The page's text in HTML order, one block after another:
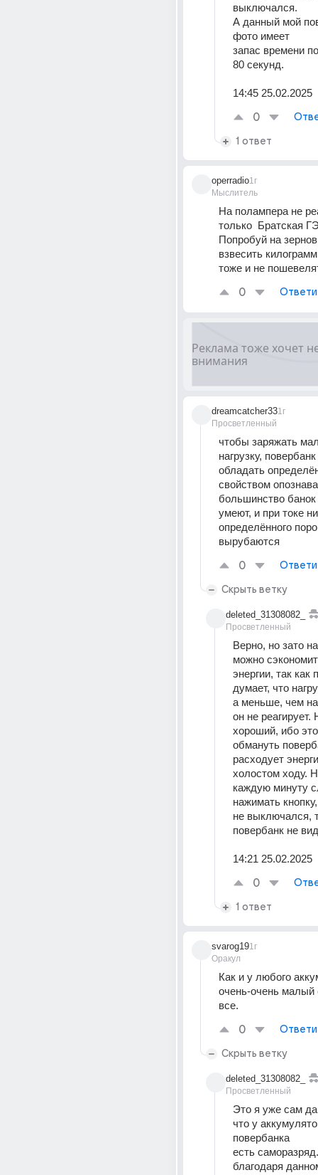
выключался.
А данный мой
фото имеет
запас времени
80 секунд.
14:45 25.02.2025
0
1 ответ
operradio
Мыслитель
1г
На полампера не
только  Братская
Попробуй на
взвесить
тоже и не
0
dreamcatcher33
Просветленный
1г
чтобы заряжать
нагрузку,
обладать
свойством
большинство банок
умеют, и при токе
определённого
вырубаются
0
Скрыть ветку
deleted_31308082_
Просветленный
Верно, но зато
можно
энергии, так как
думает, что
а меньше, чем
он не реагирует.
хороший, ибо
обмануть
расходует
холостом ходу.
каждую минуту
нажимать
не выключался,
повербанк не
14:21 25.02.2025
0
1 ответ
svarog19
Оракул
1г
Как и у любого
очень-очень
все.
0
Скрыть ветку
deleted_31308082_
Просветленный
Это я уже сам
что у
повербанка
есть
благодаря